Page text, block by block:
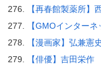
【再春館製薬所】
【GMOインター
【漫画家】弘兼憲
【俳優】吉田栄作